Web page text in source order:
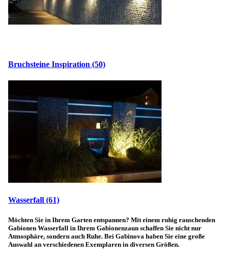
Bruchsteine Inspiration (50)
Wasserfall (61)
Möchten Sie in Ihrem Garten entspannen? Mit einem ruhig rauschenden
Gabionen Wasserfall in Ihrem Gabionenzaun schaffen Sie nicht nur
Atmosphäre, sondern auch Ruhe. Bei Gabinova haben Sie eine große
Auswahl an verschiedenen Exemplaren in diversen Größen.